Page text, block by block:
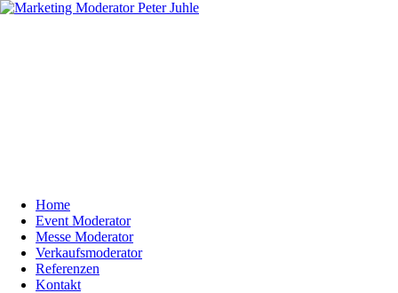
Home
Event Moderator
Messe Moderator
Verkaufsmoderator
Referenzen
Kontakt